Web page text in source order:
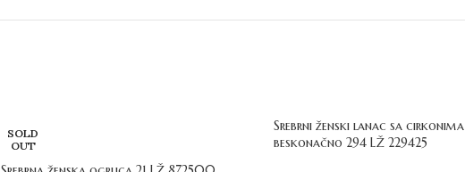
SOLD
OUT
Srebrni ženski lanac sa cirkonima
beskonačno 294 LŽ 229425